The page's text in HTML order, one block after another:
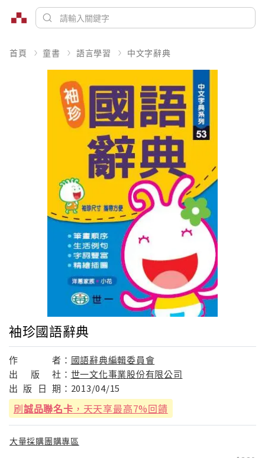
首頁 童書 語言學習 中文字辭典
袖珍國語辭典
作 者： 國語辭典編輯委員會
出
版 社： 世一文化事業股份有限公司
出 版 日 期： 2013/04/15
刷誠品聯名卡 ，天天享最高7%回饋
大量採購團購專區